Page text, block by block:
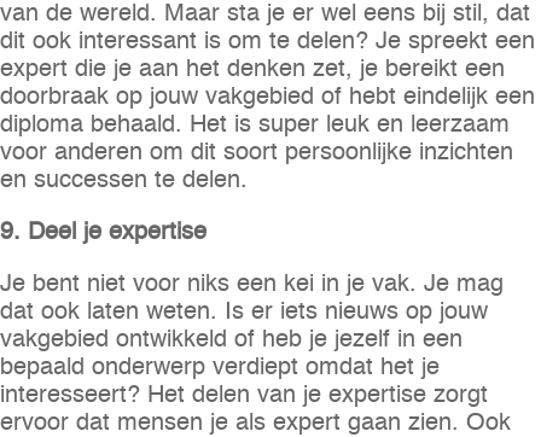
van de wereld. Maar sta je er wel eens bij stil, dat
dit ook interessant is om te delen? Je spreekt een
expert die je aan het denken zet, je bereikt een
doorbraak op jouw vakgebied of hebt eindelijk een
diploma behaald. Het is super leuk en leerzaam
voor anderen om dit soort persoonlijke inzichten
en successen te delen.
9. Deel je expertise
Je bent niet voor niks een kei in je vak. Je mag
dat ook laten weten. Is er iets nieuws op jouw
vakgebied ontwikkeld of heb je jezelf in een
bepaald onderwerp verdiept omdat het je
interesseert? Het delen van je expertise zorgt
ervoor dat mensen je als expert gaan zien. Ook